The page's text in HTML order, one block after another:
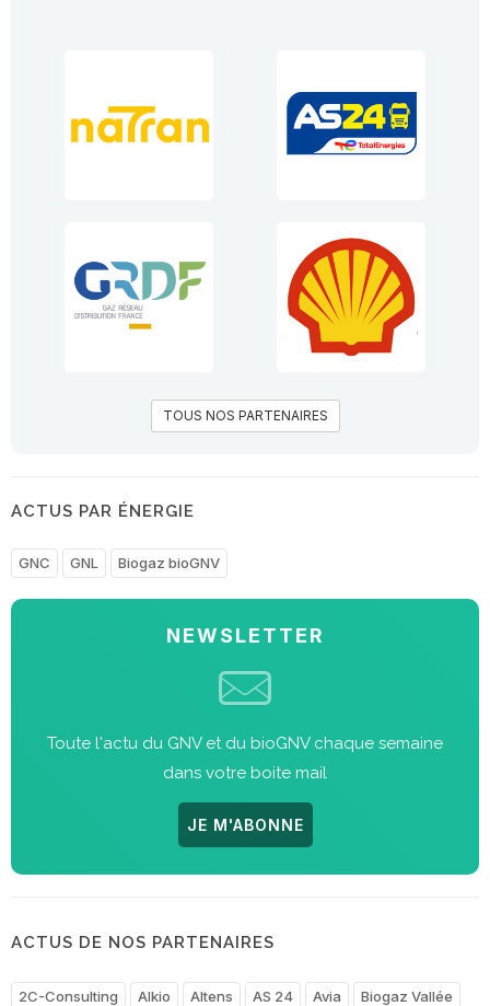
TOUS NOS PARTENAIRES
ACTUS PAR ÉNERGIE
GNC GNL Biogaz bioGNV
NEWSLETTER
Toute l'actu du GNV et du bioGNV chaque semaine
dans votre boite mail
JE M'ABONNE
ACTUS DE NOS PARTENAIRES
2C-Consulting Alkio Altens AS 24 Avia
Biogaz Vallée